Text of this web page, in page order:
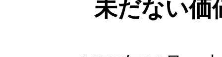
未だない価